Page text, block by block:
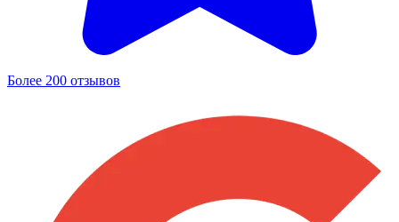
Более 200 отзывов